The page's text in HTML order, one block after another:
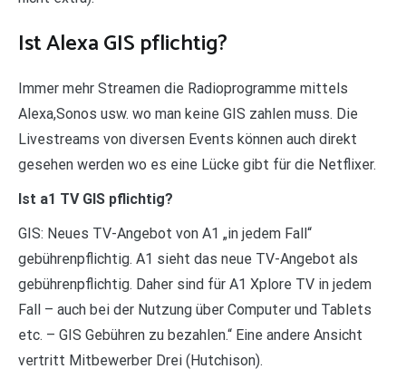
Ist Alexa GIS pflichtig?
Immer mehr Streamen die Radioprogramme mittels
Alexa,Sonos usw. wo man keine GIS zahlen muss. Die
Livestreams von diversen Events können auch direkt
gesehen werden wo es eine Lücke gibt für die Netflixer.
Ist a1 TV GIS pflichtig?
GIS: Neues TV-Angebot von A1 „in jedem Fall“
gebührenpflichtig. A1 sieht das neue TV-Angebot als
gebührenpflichtig. Daher sind für A1 Xplore TV in jedem
Fall – auch bei der Nutzung über Computer und Tablets
etc. – GIS Gebühren zu bezahlen.“ Eine andere Ansicht
vertritt Mitbewerber Drei (Hutchison).